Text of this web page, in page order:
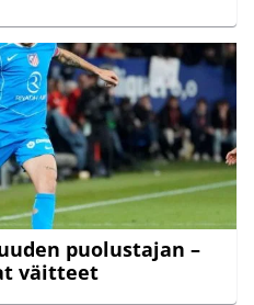
puolustajan –
väitteet